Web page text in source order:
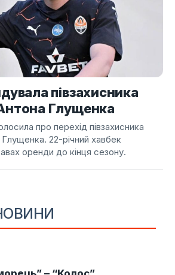
півзахисника
Глущенка
про перехід півзахисника
22-річний хавбек
оренди до кінця сезону.